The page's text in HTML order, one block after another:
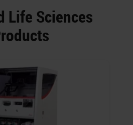
Life Sciences